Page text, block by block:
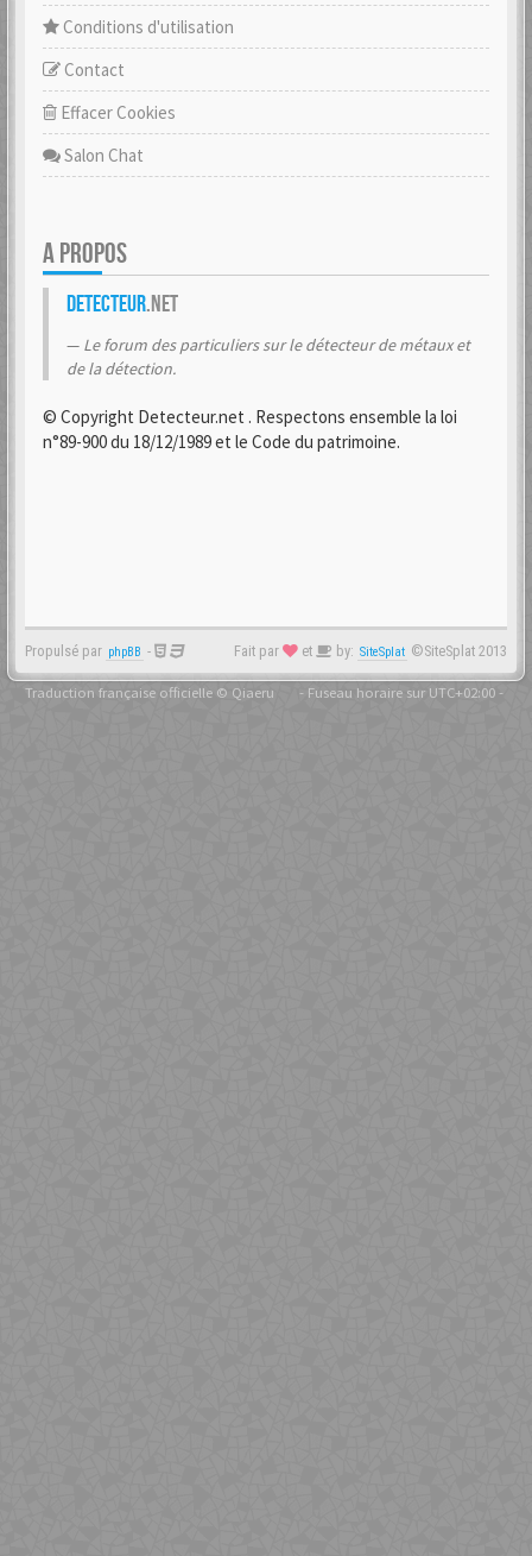
Conditions d'utilisation
Contact
Effacer Cookies
Salon Chat
A PROPOS
Detecteur.net
Le forum des particuliers sur le détecteur de métaux et
de la détection.
© Copyright Detecteur.net . Respectons ensemble la loi
n°89-900 du 18/12/1989 et le Code du patrimoine.
Propulsé par phpBB - Fait par et by: SiteSplat ©SiteSplat 2013
Traduction française officielle © Qiaeru - Fuseau horaire sur UTC+02:00 -